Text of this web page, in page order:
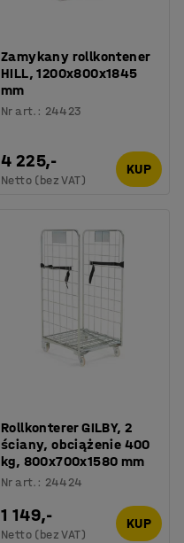
Zamykany rollkontener
HILL, 1200x800x1845
mm
Nr art. : 24423
4 225,-
Netto (bez VAT)
KUP
Rollkonterer GILBY, 2
ściany, obciążenie 400
kg, 800x700x1580 mm
Nr art. : 24424
1 149,-
Netto (bez VAT)
KUP